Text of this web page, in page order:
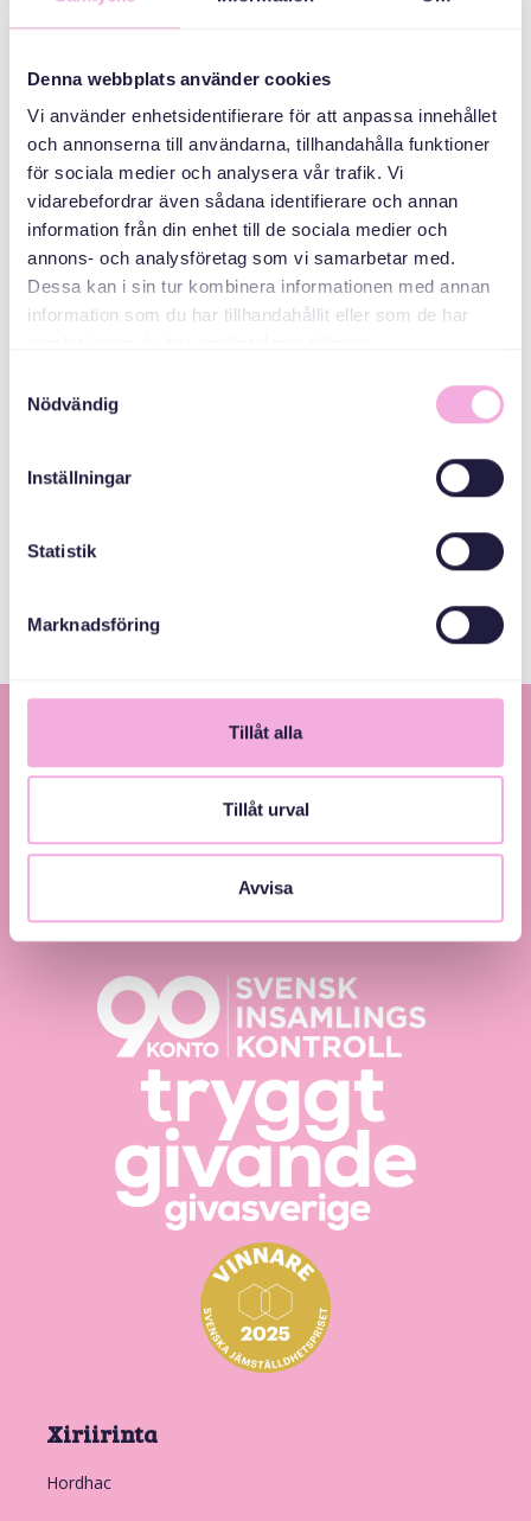
Denna webbplats använder cookies
Vi använder enhetsidentifierare för att anpassa innehållet
och annonserna till användarna, tillhandahålla funktioner
för sociala medier och analysera vår trafik. Vi
vidarebefordrar även sådana identifierare och annan
information från din enhet till de sociala medier och
annons- och analysföretag som vi samarbetar med.
Dessa kan i sin tur kombinera informationen med annan
information som du har tillhandahållit eller som de har
Nödvändig
Inställningar
Statistik
Marknadsföring
Tillåt alla
Tillåt urval
Avvisa
Svenska med baby
iimaylka
bokningen@svenskamedbaby.se
ABAABULAYAASHA
Svenska med baby – Föräldraträffar för jämlikhet
och inkludering.
Xiriirinta
Hordhac